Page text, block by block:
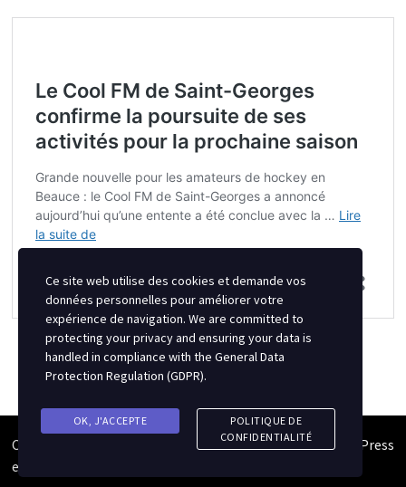
Copyright © 2026 Semipro Magazine. Alimenté par
WordPress
et
Ce site web utilise des cookies et demande vos
données personnelles pour améliorer votre
expérience de navigation. We are committed to
protecting your privacy and ensuring your data is
handled in compliance with the General Data
Protection Regulation (GDPR).
OK, J'ACCEPTE
POLITIQUE DE
CONFIDENTIALITÉ